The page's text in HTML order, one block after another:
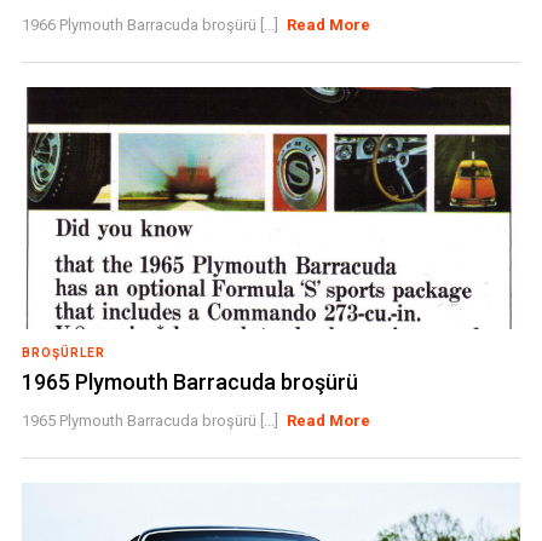
1966 Plymouth Barracuda broşürü [...] Read More
BROŞÜRLER
1965 Plymouth Barracuda broşürü
1965 Plymouth Barracuda broşürü [...] Read More